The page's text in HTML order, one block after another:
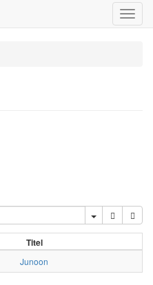
Toggle
Titel
Junoon